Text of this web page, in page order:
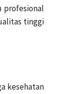
profesional
tinggi
kesehatan